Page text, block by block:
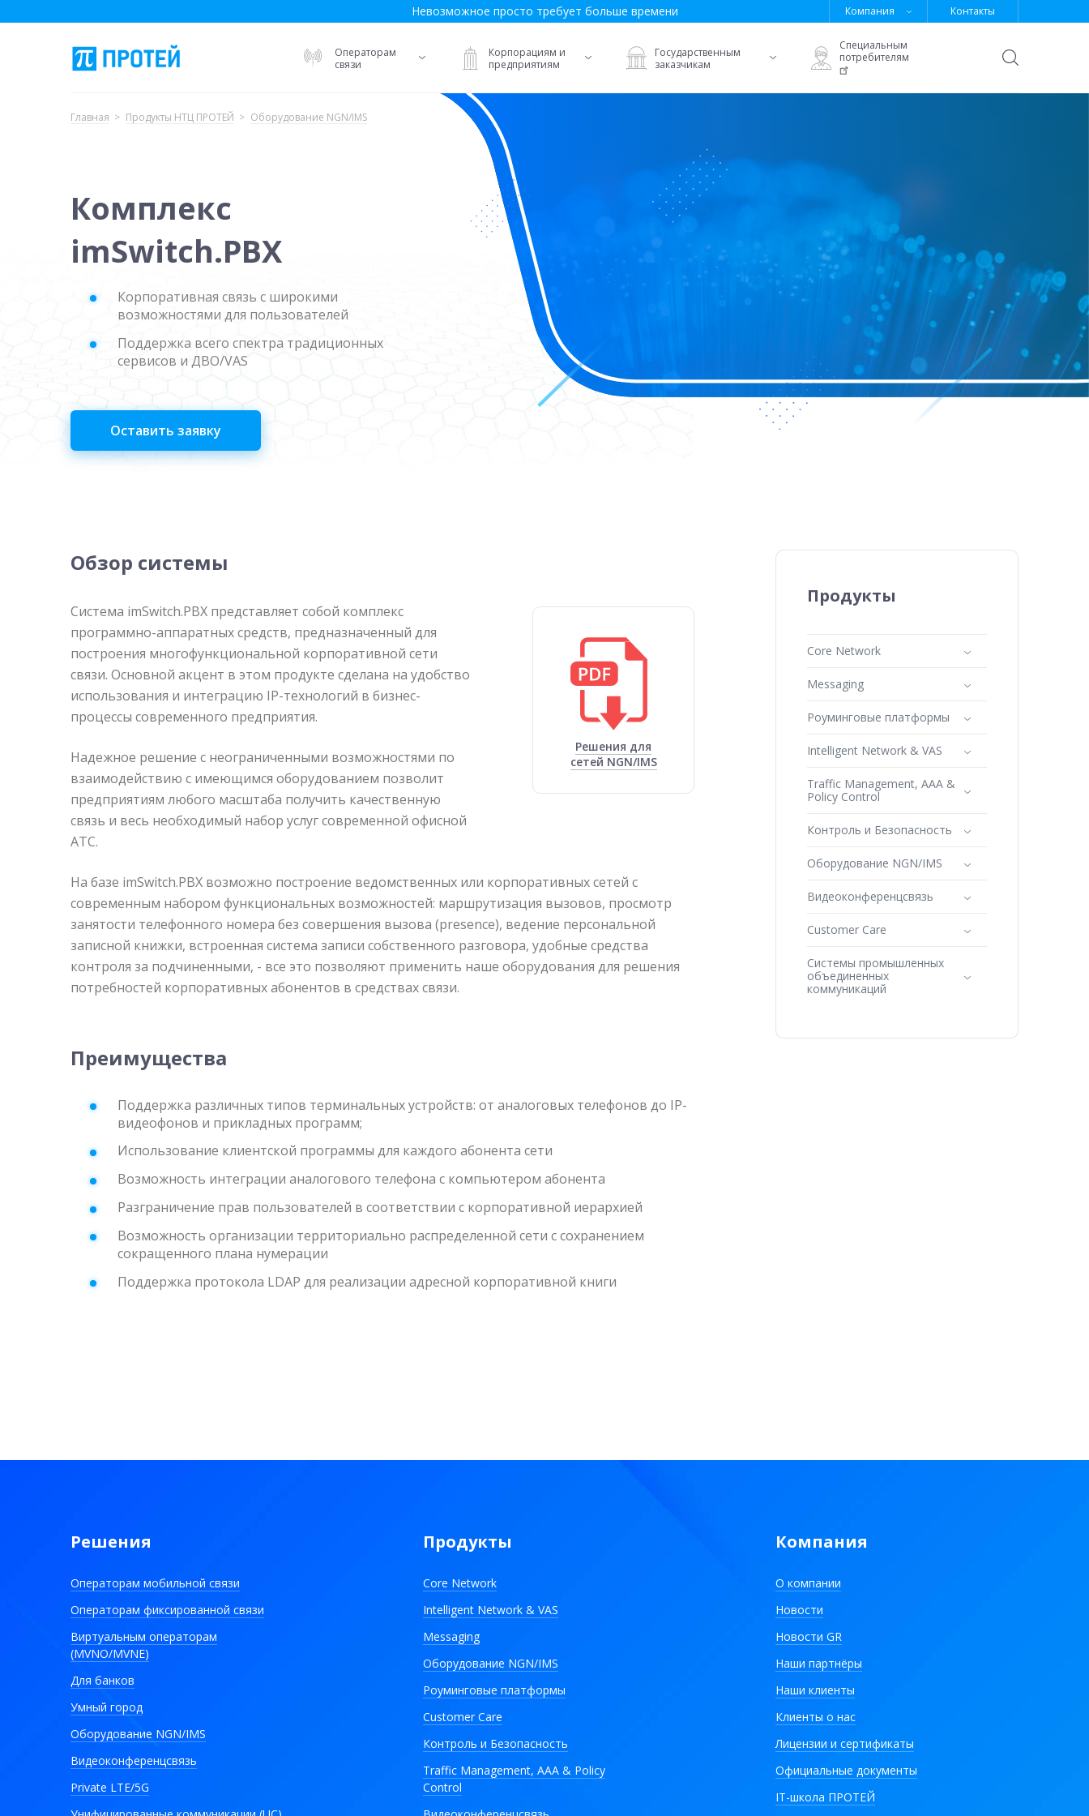
Невозможное просто требует больше времени Компания Контакты
Операторам
связи
Корпорациям и
предприятиям
Государственным
заказчикам
Специальным
потребителям
Открыть
Главная Продукты НТЦ ПРОТЕЙ Оборудование NGN/IMS
Комплекс
imSwitch.PBX
Корпоративная связь с широкими
возможностями для пользователей
Поддержка всего спектра традиционных
сервисов и ДВО/VAS
Оставить заявку
Обзор системы
Решения для
сетей NGN/IMS
Система imSwitch.PBX представляет собой комплекс
программно-аппаратных средств, предназначенный для
построения многофункциональной корпоративной сети
связи. Основной акцент в этом продукте сделана на удобство
использования и интеграцию IP-технологий в бизнес-
процессы современного предприятия.
Надежное решение с неограниченными возможностями по
взаимодействию с имеющимся оборудованием позволит
предприятиям любого масштаба получить качественную
связь и весь необходимый набор услуг современной офисной
АТС.
На базе imSwitch.PBX возможно построение ведомственных или корпоративных сетей с
современным набором функциональных возможностей: маршрутизация вызовов, просмотр
занятости телефонного номера без совершения вызова (presence), ведение персональной
записной книжки, встроенная система записи собственного разговора, удобные средства
контроля за подчиненными, - все это позволяют применить наше оборудования для решения
потребностей корпоративных абонентов в средствах связи.
Преимущества
Поддержка различных типов терминальных устройств: от аналоговых телефонов до IP-
видеофонов и прикладных программ;
Использование клиентской программы для каждого абонента сети
Возможность интеграции аналогового телефона с компьютером абонента
Разграничение прав пользователей в соответствии с корпоративной иерархией
Возможность организации территориально распределенной сети с сохранением
сокращенного плана нумерации
Поддержка протокола LDAP для реализации адресной корпоративной книги
Продукты
Core Network
Messaging
Роуминговые платформы
Intelligent Network & VAS
Traffic Management, AAA &
Policy Control
Контроль и Безопасность
Оборудование NGN/IMS
Видеоконференцсвязь
Customer Care
Системы промышленных
объединенных
коммуникаций
Решения
Операторам мобильной связи
Операторам фиксированной связи
Виртуальным операторам
(MVNO/MVNE)
Для банков
Умный город
Оборудование NGN/IMS
Видеоконференцсвязь
Private LTE/5G
Продукты
Core Network
Intelligent Network & VAS
Messaging
Оборудование NGN/IMS
Роуминговые платформы
Customer Care
Контроль и Безопасность
Traffic Management, AAA & Policy
Control
Компания
О компании
Новости
Новости GR
Наши партнёры
Наши клиенты
Клиенты о нас
Лицензии и сертификаты
Официальные документы
IT-школа ПРОТЕЙ